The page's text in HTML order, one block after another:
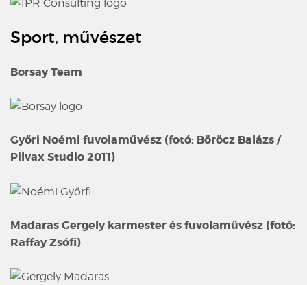
Sport, művészet
Borsay Team
Győri Noémi fuvolaművész (fotó: Böröcz Balázs /
Pilvax Studio 2011)
Madaras Gergely karmester és fuvolaművész (fotó:
Raffay Zsófi)